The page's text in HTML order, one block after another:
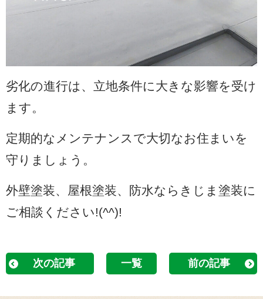
劣化の進行は、立地条件に大きな影響を受け
ます。
定期的なメンテナンスで大切なお住まいを
守りましょう。
外壁塗装、屋根塗装、防水ならきじま塗装に
ご相談ください!(^^)!
次の記事 一覧 前の記事